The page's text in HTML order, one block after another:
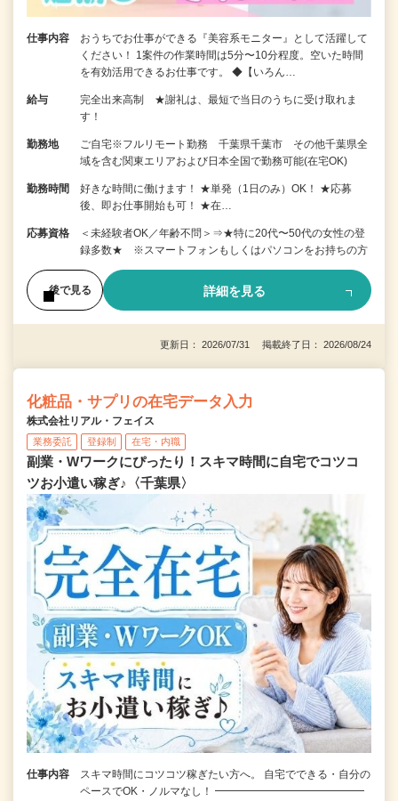
仕事内容
おうちでお仕事ができる『美容系モニター』として活躍して
ください！ 1案件の作業時間は5分〜10分程度。空いた時間
を有効活用できるお仕事です。 ◆【いろん…
給与
完全出来高制 ★謝礼は、最短で当日のうちに受け取れま
す！
勤務地
ご自宅※フルリモート勤務 千葉県千葉市 その他千葉県全
域を含む関東エリアおよび日本全国で勤務可能(在宅OK)
勤務時間
好きな時間に働けます！ ★単発（1日のみ）OK！ ★応募
後、即お仕事開始も可！ ★在…
応募資格
＜未経験者OK／年齢不問＞⇒★特に20代〜50代の女性の登
録多数★ ※スマートフォンもしくはパソコンをお持ちの方
後で見る 詳細を見る
更新日： 2026/07/31 掲載終了日： 2026/08/24
化粧品・サプリの在宅データ入力
株式会社リアル・フェイス
業務委託 登録制 在宅・内職
副業・Wワークにぴったり！スキマ時間に自宅でコツコ
ツお小遣い稼ぎ♪〈千葉県〉
仕事内容
スキマ時間にコツコツ稼ぎたい方へ。 自宅でできる・自分の
ペースでOK・ノルマなし！ ━━━━━━━━━━━━━━